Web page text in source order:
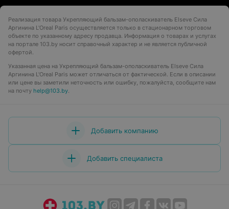
Реализация товара Укрепляющий бальзам-ополаскиватель Elseve Сила
Аргинина L'Oreal Paris осуществляется только в стационарном торговом
объекте по указанному адресу продавца. Информация о товарах и услугах
на портале 103.by носит справочный характер и не является публичной
офертой.
Указанная цена на Укрепляющий бальзам-ополаскиватель Elseve Сила
Аргинина L'Oreal Paris может отличаться от фактической. Если в описании
или цене вы заметили неточность или ошибку, пожалуйста, сообщите нам
на почту help@103.by.
Добавить компанию
Добавить специалиста